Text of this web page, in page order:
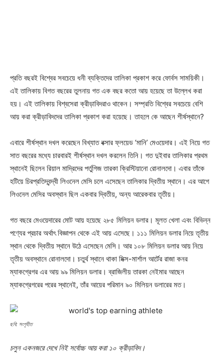
প্রতি বছরই বিশ্বের সবচেয়ে ধনী ব্যক্তিদের তালিকা প্রকাশ করে ফোর্বস সাময়িকী।
এই তালিকায় বিগত বছরের তুলনায় গত এক বছর কতো আয় হয়েছে তা উল্লেখ করা
হয়। এই তালিকায় বিশ্বসেরা ক্রীড়াবিদরাও থাকেন। সম্প্রতি বিশ্বের সবচেয়ে বেশি
আয় করা ক্রীড়াবিদদের তালিকা প্রকাশ করা হয়েছে। তাহলে কে আছেন শীর্ষস্থানে?
এবারে শীর্ষস্থান দখল করেছেন বিখ্যাত বক্সার ফ্লয়েড ‘মানি’ মেওয়েদার। এই নিয়ে গত
সাত বছরের মধ্যে চারবারই শীর্ষস্থান দখল করলেন তিনি। গত দুইবার তালিকার প্রথম
স্থানেই ছিলেন রিয়াল মাদ্রিদের পর্তুগিজ তারকা ক্রিস্টিয়ানো রোনালদো। এবার তাঁকে
হটিয়ে চিরপ্রতিদ্বন্দ্বী লিওনেল মেসি চলে এসেছেন তালিকার দ্বিতীয় স্থানে। এর আগে
লিওনেল মেসির অবস্থান ছিল একবার দ্বিতীয়, অন্য আরেকবার তৃতীয়।
গত বছরে মেওয়েদারের মোট আয় হয়েছে ২৮৫ মিলিয়ন ডলার। মূলত খেলা এবং বিভিন্ন
পণ্যের প্রচার অর্থাৎ বিজ্ঞাপন থেকে এই আয় এসেছে। ১১১ মিলিয়ন ডলার নিয়ে তৃতীয়
স্থান থেকে দ্বিতীয় স্থানে উঠে এসেছেন মেসি। আর ১০৮ মিলিয়ন ডলার আয় নিয়ে
তৃতীয় অবস্থানে রোনালদো। চতুর্থ স্থানে থাকা মিক্স-মার্শাল আর্টের রাজা কনর
ম্যাকগ্রেগর এর আয় ৯৯ মিলিয়ন ডলার। ব্রাজিলীয় তারকা নেইমার আছেন
ম্যাকগ্রেগরের পরের স্থানেই, তাঁর আয়ের পরিমান ৯০ মিলিয়ন ডলারের মত।
ছবি: সংগৃহীত
চলুন একনজরে দেখে নিই সর্বোচ্চ আয় করা ১০ ক্রীড়াবিদ।